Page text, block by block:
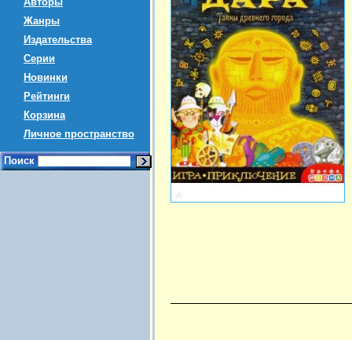
Жанры
Издательства
Серии
Новинки
Рейтинги
Корзина
Личное пространство
Поиск